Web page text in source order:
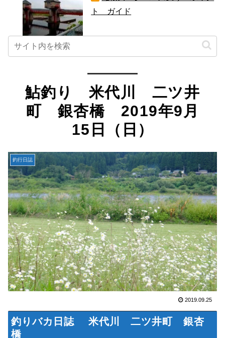
ト ガイド
鮎釣り 米代川 二ツ井
町 銀杏橋 2019年9月
15日（日）
釣行日誌
2019.09.25
釣りバカ日誌 米代川 二ツ井町 銀杏
橋